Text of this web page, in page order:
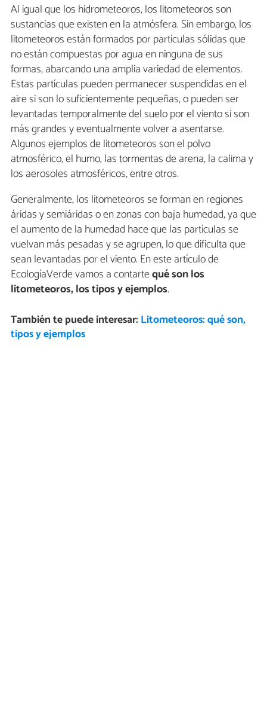
Al igual que los hidrometeoros, los litometeoros son
sustancias que existen en la atmósfera. Sin embargo, los
litometeoros están formados por partículas sólidas que
no están compuestas por agua en ninguna de sus
formas, abarcando una amplia variedad de elementos.
Estas partículas pueden permanecer suspendidas en el
aire si son lo suficientemente pequeñas, o pueden ser
levantadas temporalmente del suelo por el viento si son
más grandes y eventualmente volver a asentarse.
Algunos ejemplos de litometeoros son el polvo
atmosférico, el humo, las tormentas de arena, la calima y
los aerosoles atmosféricos, entre otros.
Generalmente, los litometeoros se forman en regiones
áridas y semiáridas o en zonas con baja humedad, ya que
el aumento de la humedad hace que las partículas se
vuelvan más pesadas y se agrupen, lo que dificulta que
sean levantadas por el viento. En este artículo de
EcologíaVerde vamos a contartequé son los
litometeoros, los tipos y ejemplos.
También te puede interesar: Litometeoros: qué son,
tipos y ejemplos